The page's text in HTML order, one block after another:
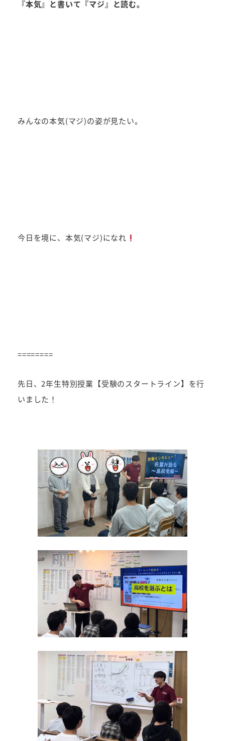
『本気』と書いて『マジ』と読む。
みんなの本気(マジ)の姿が見たい。
今日を境に、本気(マジ)になれ
========
先日、2年生特別授業【受験のスタートライン】を行
いました！